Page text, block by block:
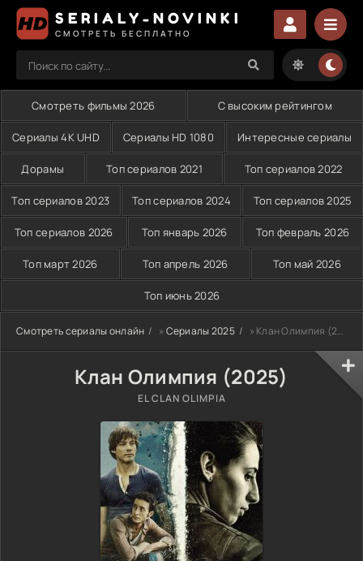
SERIALY-NOVINKI
СМОТРЕТЬ БЕСПЛАТНО
Смотреть фильмы 2026 С высоким рейтингом
Сериалы 4K UHD Сериалы HD 1080 Интересные сериалы
Дорамы Топ сериалов 2021 Топ сериалов 2022
Топ сериалов 2023 Топ сериалов 2024 Топ сериалов 2025
Топ сериалов 2026 Топ январь 2026 Топ февраль 2026
Топ март 2026 Топ апрель 2026 Топ май 2026
Топ июнь 2026
Смотреть сериалы онлайн » Сериалы 2025 » Клан Олимпия (2025)
Клан Олимпия (2025)
EL CLAN OLIMPIA